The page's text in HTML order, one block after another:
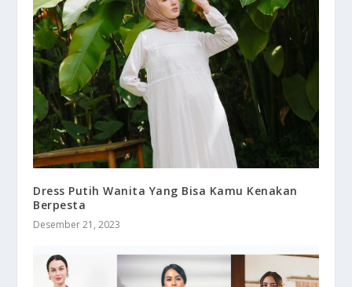
Dress Putih Wanita Yang Bisa Kamu Kenakan
Berpesta
Desember 21, 2023